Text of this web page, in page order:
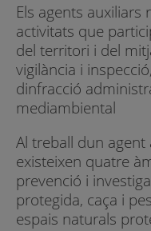
Els agents
activitats que
del territori i del
vigilància i
dinfracció
mediambiental
Al treball dun
existeixen quatre
prevenció i
protegida, caça i
espais naturals